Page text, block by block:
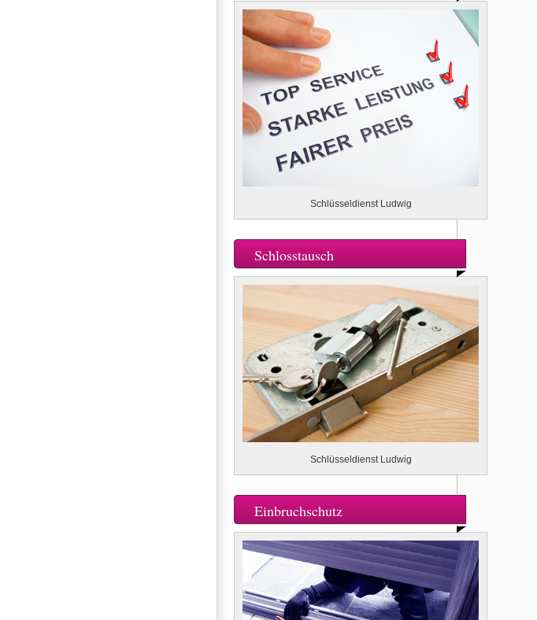
Schlüsseldienst Ludwig
Schlosstausch
Schlüsseldienst Ludwig
Einbruchschutz